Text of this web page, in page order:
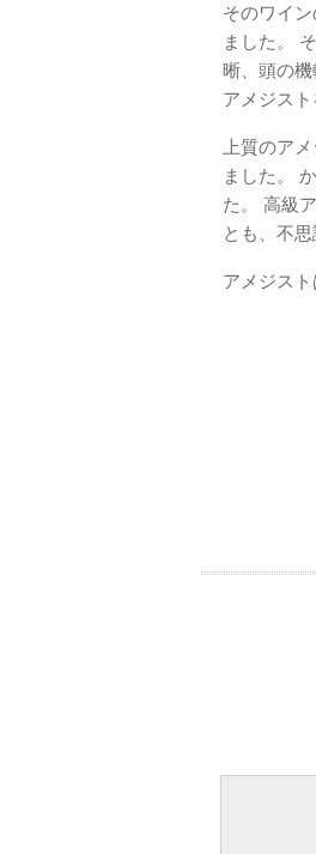
そのワイ
ました。
晰、頭の
アメジス
上質のア
ました。
た。 高級
とも、不思
アメジス